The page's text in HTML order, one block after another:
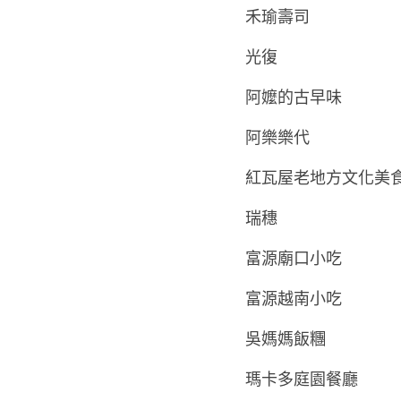
禾瑜壽司
光復
阿嬤的古早味
阿樂樂代
紅瓦屋老地方文化美
瑞穗
富源廟口小吃
富源越南小吃
吳媽媽飯糰
瑪卡多庭園餐廳